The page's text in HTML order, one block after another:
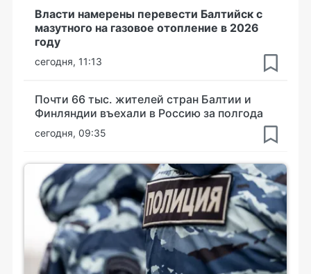
Власти намерены перевести Балтийск с
мазутного на газовое отопление в 2026
году
сегодня, 11:13
Почти 66 тыс. жителей стран Балтии и
Финляндии въехали в Россию за полгода
сегодня, 09:35